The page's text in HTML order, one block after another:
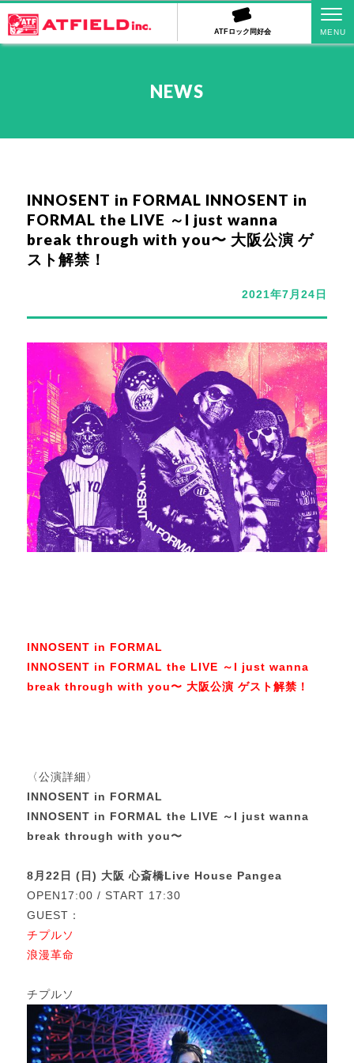
ATFロック同好会
NEWS
INNOSENT in FORMAL INNOSENT in
FORMAL the LIVE ～I just wanna
break through with you〜 大阪公演 ゲ
スト解禁！
2021年7月24日
INNOSENT in FORMAL
INNOSENT in FORMAL the LIVE ～I just wanna
break through with you〜 大阪公演 ゲスト解禁！
〈公演詳細〉
INNOSENT in FORMAL
INNOSENT in FORMAL the LIVE ～I just wanna
break through with you〜
8月22日 (日) 大阪 心斎橋Live House Pangea
OPEN17:00 / START 17:30
GUEST：
チプルソ
浪漫革命
チプルソ